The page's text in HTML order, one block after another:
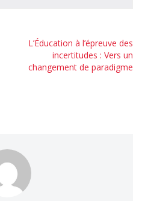
L’Éducation à l’épreuve des
incertitudes : Vers un
changement de paradigme